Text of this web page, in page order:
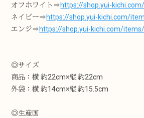
オフホワイト⇒https://shop.yui-
ネイビー⇒https://shop.yui-kichi.com/
エンジ⇒https://shop.yui-kichi.com/
◎サイズ
商品：横 約22cm×縦 約22cm
外袋：横 約14cm×縦 約15.5cm
◎生産国